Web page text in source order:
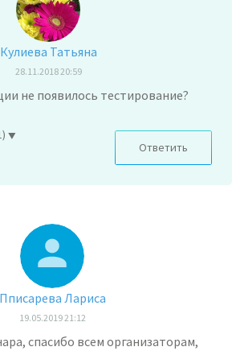
Кулиева Татьяна
28.11.2018 20:59
не появилось тестирование?
Ответить
Пписарева Лариса
19.05.2019 21:12
спасибо всем организаторам,